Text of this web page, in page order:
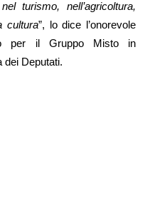
turismo, nell’agricoltura,
cultura”, lo dice l’onorevole
per il Gruppo Misto in
dei Deputati.